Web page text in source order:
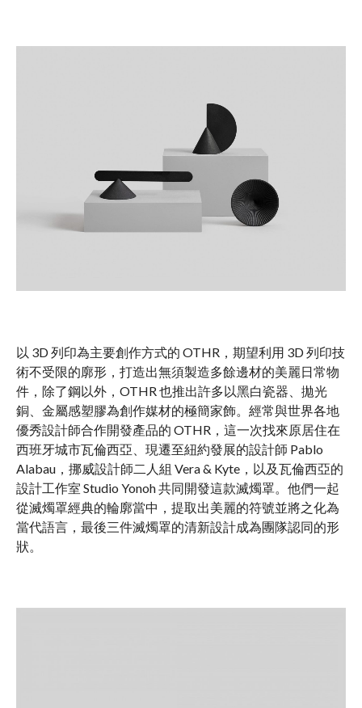
以 3D 列印為主要創作方式的 OTHR，期望利用 3D 列印技
術不受限的廓形，打造出無須製造多餘邊材的美麗日常物
件，除了鋼以外，OTHR 也推出許多以黑白瓷器、拋光
銅、金屬感塑膠為創作媒材的極簡家飾。經常與世界各地
優秀設計師合作開發產品的 OTHR，這一次找來原居住在
西班牙城市瓦倫西亞、現遷至紐約發展的設計師 Pablo
Alabau，挪威設計師二人組 Vera & Kyte，以及瓦倫西亞的
設計工作室 Studio Yonoh 共同開發這款滅燭罩。他們一起
從滅燭罩經典的輪廓當中，提取出美麗的符號並將之化為
當代語言，最後三件滅燭罩的清新設計成為團隊認同的形
狀。